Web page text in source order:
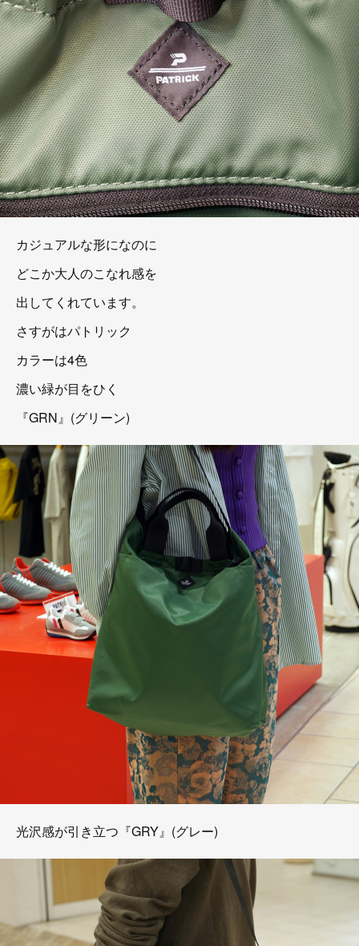
カジュアルな形になのに
どこか大人のこなれ感を
出してくれています。
さすがはパトリック
カラーは4色
濃い緑が目をひく
『GRN』(グリーン)
光沢感が引き立つ『GRY』(グレー)